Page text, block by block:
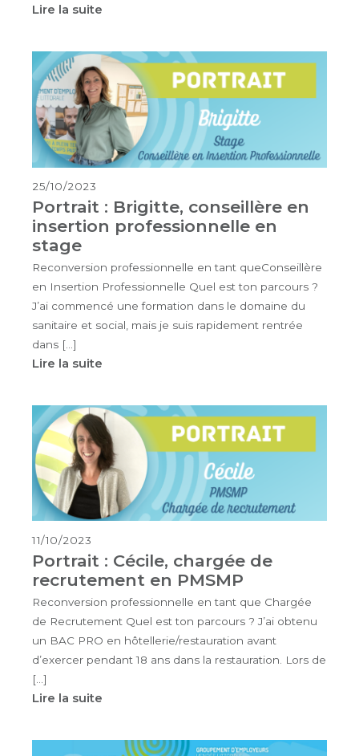
Lire la suite
25/10/2023
Portrait : Brigitte, conseillère en
insertion professionnelle en
stage
Reconversion professionnelle en tant queConseillère
en Insertion Professionnelle Quel est ton parcours ?
J’ai commencé une formation dans le domaine du
sanitaire et social, mais je suis rapidement rentrée
dans […]
Lire la suite
11/10/2023
Portrait : Cécile, chargée de
recrutement en PMSMP
Reconversion professionnelle en tant que Chargée
de Recrutement Quel est ton parcours ? J’ai obtenu
un BAC PRO en hôtellerie/restauration avant
d’exercer pendant 18 ans dans la restauration. Lors de
[…]
Lire la suite